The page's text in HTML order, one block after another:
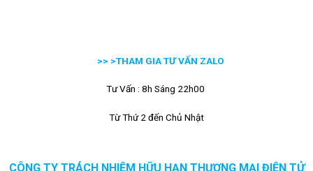
>> >THAM GIA TƯ VẤN ZALO
Tư Vấn : 8h Sáng 22h00
Từ Thứ 2 đến Chủ Nhật
CÔNG TY TRÁCH NHIỆM HỮU HẠN THƯƠNG MẠI ĐIỆN TỬ